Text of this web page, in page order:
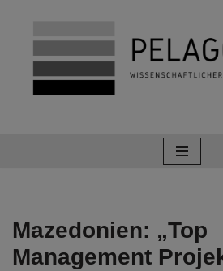
Zum
Inhalt
springen
Mazedonien: „Top
Management